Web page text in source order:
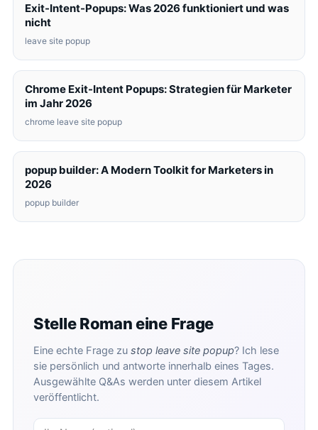
Exit-Intent-Popups: Was 2026 funktioniert und was
nicht
leave site popup
Chrome Exit-Intent Popups: Strategien für Marketer
im Jahr 2026
chrome leave site popup
popup builder: A Modern Toolkit for Marketers in
2026
popup builder
Stelle Roman eine Frage
Eine echte Frage zu stop leave site popup? Ich lese
sie persönlich und antworte innerhalb eines Tages.
Ausgewählte Q&As werden unter diesem Artikel
veröffentlicht.